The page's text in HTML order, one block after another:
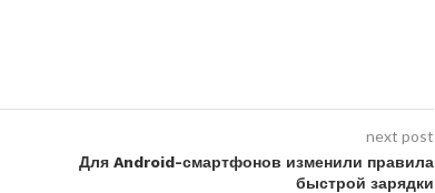
next post
Для Android-смартфонов изменили правила
быстрой зарядки